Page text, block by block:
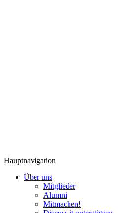
Hauptnavigation
Über uns
Mitglieder
Alumni
Mitmachen!